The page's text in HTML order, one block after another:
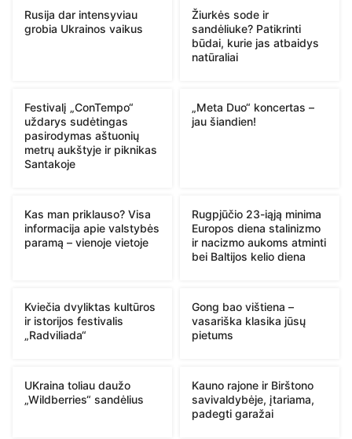
Rusija dar intensyviau
grobia Ukrainos vaikus
Žiurkės sode ir
sandėliuke? Patikrinti
būdai, kurie jas atbaidys
natūraliai
Festivalį „ConTempo“
uždarys sudėtingas
pasirodymas aštuonių
metrų aukštyje ir piknikas
Santakoje
„Meta Duo“ koncertas –
jau šiandien!
Kas man priklauso? Visa
informacija apie valstybės
paramą – vienoje vietoje
Rugpjūčio 23-iąją minima
Europos diena stalinizmo
ir nacizmo aukoms atminti
bei Baltijos kelio diena
Kviečia dvyliktas kultūros
ir istorijos festivalis
„Radviliada“
Gong bao vištiena –
vasariška klasika jūsų
pietums
UKraina toliau daužo
„Wildberries“ sandėlius
Kauno rajone ir Birštono
savivaldybėje, įtariama,
padegti garažai